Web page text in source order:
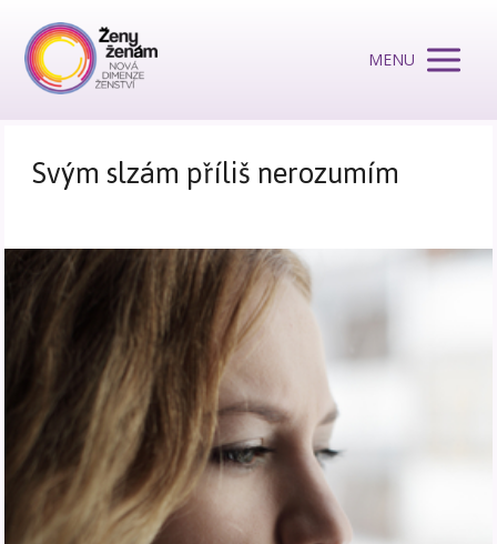
MENU
Svým slzám příliš nerozumím